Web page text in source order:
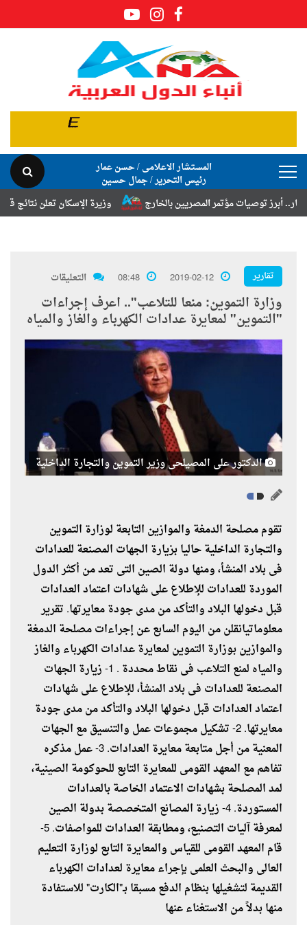
المستشار الاعلامى / حسن عمار
رئيس التحرير / جمال حسين
وزيرة الإسكان تعلن نتائج قرعة
توصيات مؤتمر المصريين بالخارج
تقارير 2019-02-12
08:48 التعليقات
وزارة التموين: منعا للتلاعب".. اعرف إجراءات
"التموين" لمعايرة عدادات الكهرباء والغاز والمياه
الدكتور على المصيلحى وزير التموين والتجارة الداخلية
تقوم مصلحة الدمغة والموازين التابعة لوزارة التموين
والتجارة الداخلية حاليا بزيارة الجهات المصنعة للعدادات
فى بلاد المنشأ، ومنها دولة الصين التى تعد من أكثر الدول
الموردة للعدادات للإطلاع على شهادات اعتماد العدادات
قبل دخولها البلاد والتأكد من مدى جودة معايرتها. تقرير
معلوماتيانقلن من اليوم السابع عن إجراءات مصلحة الدمغة
والموازين بوزارة التموين لمعايرة عدادات الكهرباء والغاز
والمياه لمنع التلاعب فى نقاط محددة . 1- زيارة الجهات
المصنعة للعدادات فى بلاد المنشأ، للإطلاع على شهادات
اعتماد العدادات قبل دخولها البلاد والتأكد من مدى جودة
معايرتها. 2- تشكيل مجموعات عمل والتنسيق مع الجهات
المعنية من أجل متابعة معايرة العدادات. 3- عمل مذكره
تفاهم مع المعهد القومى للمعايرة التابع للحوكومة الصينية،
لمد المصلحة بشهادات الاعتماد الخاصة بالعدادات
المستوردة. 4- زيارة المصانع المتخصصة بدولة الصين
لمعرفة آليات التصنيع، ومطابقة العدادات للمواصفات. 5-
قام المعهد القومى للقياس والمعايرة التابع لوزارة التعليم
العالى والبحث العلمى بإجراء معايرة لعدادات الكهرباء
القديمة لتشغيلها بنظام الدفع مسبقا بـ"الكارت" للاستفادة
منها بدلاً من الاستغناء عنها